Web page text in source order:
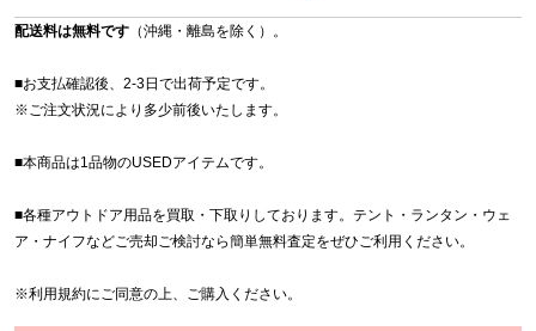
配送料は無料です （沖縄・離島を除く）。
■お支払確認後、2-3日で出荷予定です。
※ご注文状況により多少前後いたします。
■本商品は1品物のUSEDアイテムです。
■各種アウトドア用品を買取・下取りしております。テント・ランタン・ウェ
ア・ナイフなどご売却ご検討なら簡単無料査定をぜひご利用ください。
※利用規約にご同意の上、ご購入ください。